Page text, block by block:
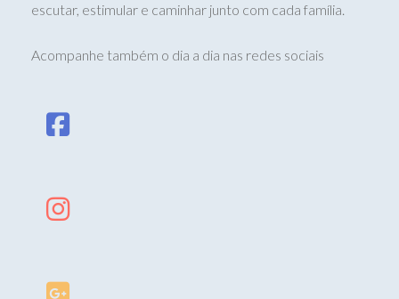
escutar, estimular e caminhar junto com cada família.
Acompanhe também o dia a dia nas redes sociais